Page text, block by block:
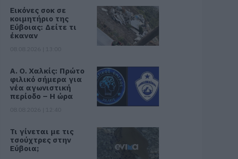
Εικόνες σοκ σε
κοιμητήριο της
Εύβοιας: Δείτε τι
έκαναν
Α. Ο. Χαλκίς: Πρώτο
φιλικό σήμερα για
νέα αγωνιστική
περίοδο – Η ώρα
Τι γίνεται με τις
τσούχτρες στην
Εύβοια;